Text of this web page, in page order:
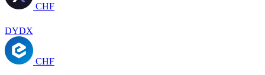
CHF
DYDX
CHF